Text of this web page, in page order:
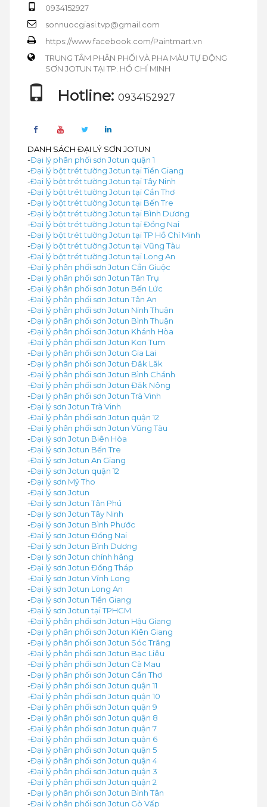
0934152927
sonnuocgiasi.tvp@gmail.com
https://www.facebook.com/Paintmart.vn
TRUNG TÂM PHÂN PHỐI VÀ PHA MÀU TỰ ĐỘNG
SƠN JOTUN TẠI TP. HỒ CHÍ MINH
Hotline: 0934152927
DANH SÁCH ĐẠI LÝ SƠN JOTUN
-Đại lý phân phối sơn Jotun quận 1
-Đại lý bột trét tường Jotun tại Tiền Giang
-Đại lý bột trét tường Jotun tại Tây Ninh
-Đại lý bột trét tường Jotun tại Cần Thơ
-Đại lý bột trét tường Jotun tại Bến Tre
-Đại lý bột trét tường Jotun tại Bình Dương
-Đại lý bột trét tường Jotun tại Đồng Nai
-Đại lý bột trét tường Jotun tại TP Hồ Chí Minh
-Đại lý bột trét tường Jotun tại Vũng Tàu
-Đại lý bột trét tường Jotun tại Long An
-Đại lý phân phối sơn Jotun Cần Giuộc
-Đại lý phân phối sơn Jotun Tân Trụ
-Đại lý phân phối sơn Jotun Bến Lức
-Đại lý phân phối sơn Jotun Tân An
-Đại lý phân phối sơn Jotun Ninh Thuận
-Đại lý phân phối sơn Jotun Bình Thuận
-Đại lý phân phối sơn Jotun Khánh Hòa
-Đại lý phân phối sơn Jotun Kon Tum
-Đại lý phân phối sơn Jotun Gia Lai
-Đại lý phân phối sơn Jotun Đăk Lăk
-Đại lý phân phối sơn Jotun Bình Chánh
-Đại lý phân phối sơn Jotun Đăk Nông
-Đại lý phân phối sơn Jotun Trà Vinh
-Đại lý sơn Jotun Trà Vinh
-Đại lý phân phối sơn Jotun quận 12
-Đại lý phân phối sơn Jotun Vũng Tàu
-Đại lý sơn Jotun Biên Hòa
-Đại lý sơn Jotun Bến Tre
-Đại lý sơn Jotun An Giang
-Đại lý sơn Jotun quận 12
-Đại lý sơn Mỹ Tho
-Đại lý sơn Jotun
-Đại lý sơn Jotun Tân Phú
-Đại lý sơn Jotun Tây Ninh
-Đại lý sơn Jotun Bình Phước
-Đại lý sơn Jotun Đồng Nai
-Đại lý sơn Jotun Bình Dương
-Đại lý sơn Jotun chính hãng
-Đại lý sơn Jotun Đồng Tháp
-Đại lý sơn Jotun Vĩnh Long
-Đại lý sơn Jotun Long An
-Đại lý sơn Jotun Tiền Giang
-Đại lý sơn Jotun tại TPHCM
-Đại lý phân phối sơn Jotun Hậu Giang
-Đại lý phân phối sơn Jotun Kiên Giang
-Đại lý phân phối sơn Jotun Sóc Trăng
-Đại lý phân phối sơn Jotun Bạc Liêu
-Đại lý phân phối sơn Jotun Cà Mau
-Đại lý phân phối sơn Jotun Cần Thơ
-Đại lý phân phối sơn Jotun quận 11
-Đại lý phân phối sơn Jotun quận 10
-Đại lý phân phối sơn Jotun quận 9
-Đại lý phân phối sơn Jotun quận 8
-Đại lý phân phối sơn Jotun quận 7
-Đại lý phân phối sơn Jotun quận 6
-Đại lý phân phối sơn Jotun quận 5
-Đại lý phân phối sơn Jotun quận 4
-Đại lý phân phối sơn Jotun quận 3
-Đại lý phân phối sơn Jotun quận 2
-Đại lý phân phối sơn Jotun Bình Tân
-Đại lý phân phối sơn Jotun Gò Vấp